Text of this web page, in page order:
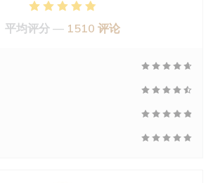
平均评分 — 1510 评论